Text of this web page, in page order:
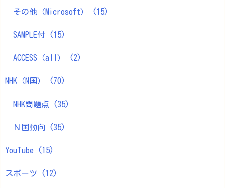
その他（Microsoft） (15)
SAMPLE付 (15)
ACCESS（all） (2)
NHK（N国） (70)
NHK問題点 (35)
Ｎ国動向 (35)
YouTube (15)
スポーツ (12)